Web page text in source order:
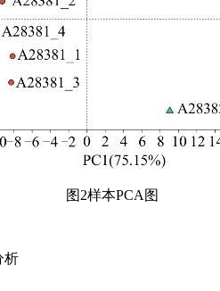
图2样本PCA图
析